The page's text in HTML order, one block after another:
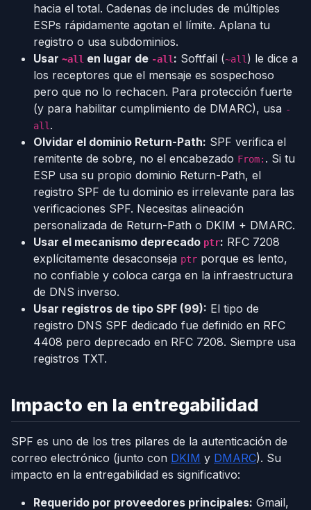
hacia el total. Cadenas de includes de múltiples
ESPs rápidamente agotan el límite. Aplana tu
registro o usa subdominios.
Usar ~all en lugar de -all : Softfail (~all ) le dice a
los receptores que el mensaje es sospechoso
pero que no lo rechacen. Para protección fuerte
(y para habilitar cumplimiento de DMARC), usa -
all .
Olvidar el dominio Return-Path: SPF verifica el
remitente de sobre, no el encabezado From: . Si tu
ESP usa su propio dominio Return-Path, el
registro SPF de tu dominio es irrelevante para las
verificaciones SPF. Necesitas alineación
personalizada de Return-Path o DKIM + DMARC.
Usar el mecanismo deprecado ptr: RFC 7208
explícitamente desaconseja ptr porque es lento,
no confiable y coloca carga en la infraestructura
de DNS inverso.
Usar registros de tipo SPF (99): El tipo de
registro DNS SPF dedicado fue definido en RFC
4408 pero deprecado en RFC 7208. Siempre usa
registros TXT.
Impacto en la entregabilidad
SPF es uno de los tres pilares de la autenticación de
correo electrónico (junto con DKIM y DMARC). Su
impacto en la entregabilidad es significativo:
Requerido por proveedores principales: Gmail,